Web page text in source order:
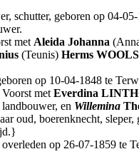
schutter, geboren op 04-
met Aleida Johanna
(Teunis) Herms WOOLS
op 10-04-1848 te
met Everdina
landbouwer, en Willemina
oud, boerenknecht,
op 26-07-1859 te